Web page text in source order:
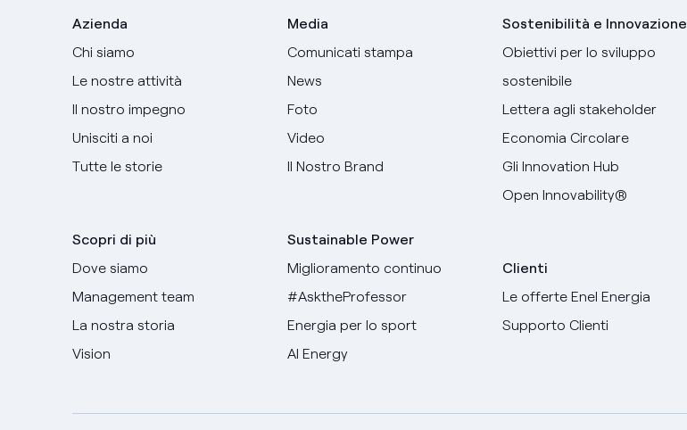
Azienda
Chi siamo
Le nostre attività
Il nostro impegno
Unisciti a noi
Tutte le storie
Scopri di più
Dove siamo
Management team
La nostra storia
Vision
Media
Comunicati stampa
News
Foto
Video
Il Nostro Brand
Sustainable Power
Miglioramento continuo
#AsktheProfessor
Energia per lo sport
AI Energy
Sostenibilità e Innovazione
Obiettivi per lo sviluppo
sostenibile
Lettera agli stakeholder
Economia Circolare
Gli Innovation Hub
Open Innovability®
Clienti
Le offerte Enel Energia
Supporto Clienti
Seleziona la tua lingua